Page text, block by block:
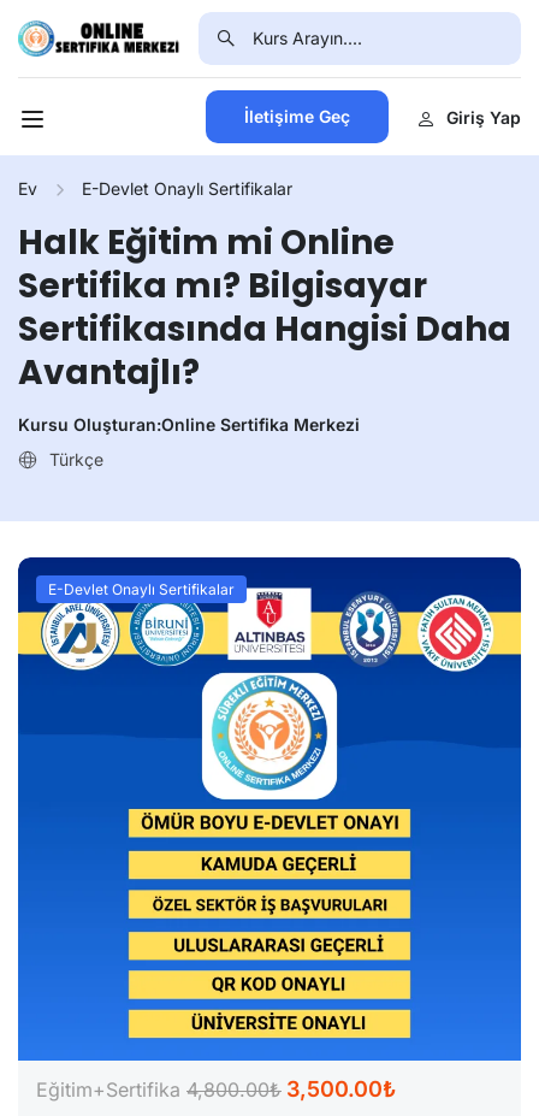
İletişime Geç Giriş Yap
Ev E-Devlet Onaylı Sertifikalar
Halk Eğitim mi Online
Sertifika mı? Bilgisayar
Sertifikasında Hangisi Daha
Avantajlı?
Kursu Oluşturan:Online Sertifika Merkezi
Türkçe
E-Devlet Onaylı Sertifikalar
Eğitim+Sertifika 4,800.00₺ 3,500.00₺